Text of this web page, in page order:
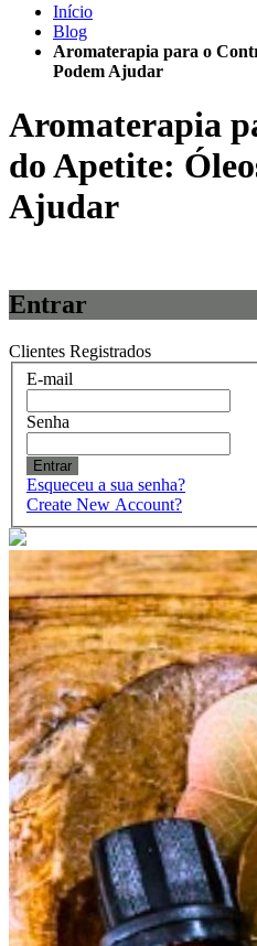
Início
Blog
Aromaterapia para o
Podem Ajudar
Aromaterapia
do Apetite:
Ajudar
Entrar
Clientes Registrados
E-mail
Senha
Entrar
Esqueceu a sua senha?
Create New Account?